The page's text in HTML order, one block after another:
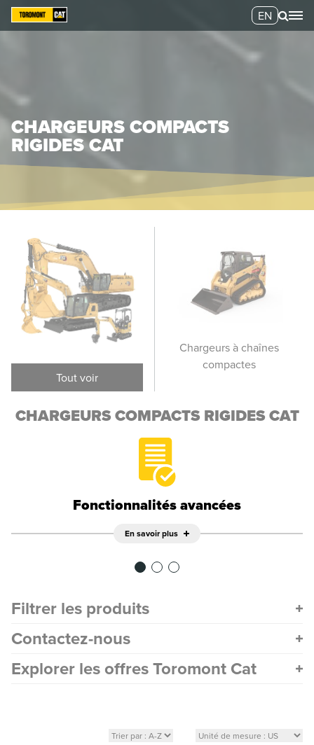
EN
CHARGEURS COMPACTS
RIGIDES CAT
Tout voir
Chargeurs compacts
rigides
Chargeurs à chaînes
compactes
CHARGEURS COMPACTS RIGIDES CAT
Fonctionnalités avancées
En savoir plus
Filtrer les produits
Contactez-nous
Explorer les offres Toromont Cat